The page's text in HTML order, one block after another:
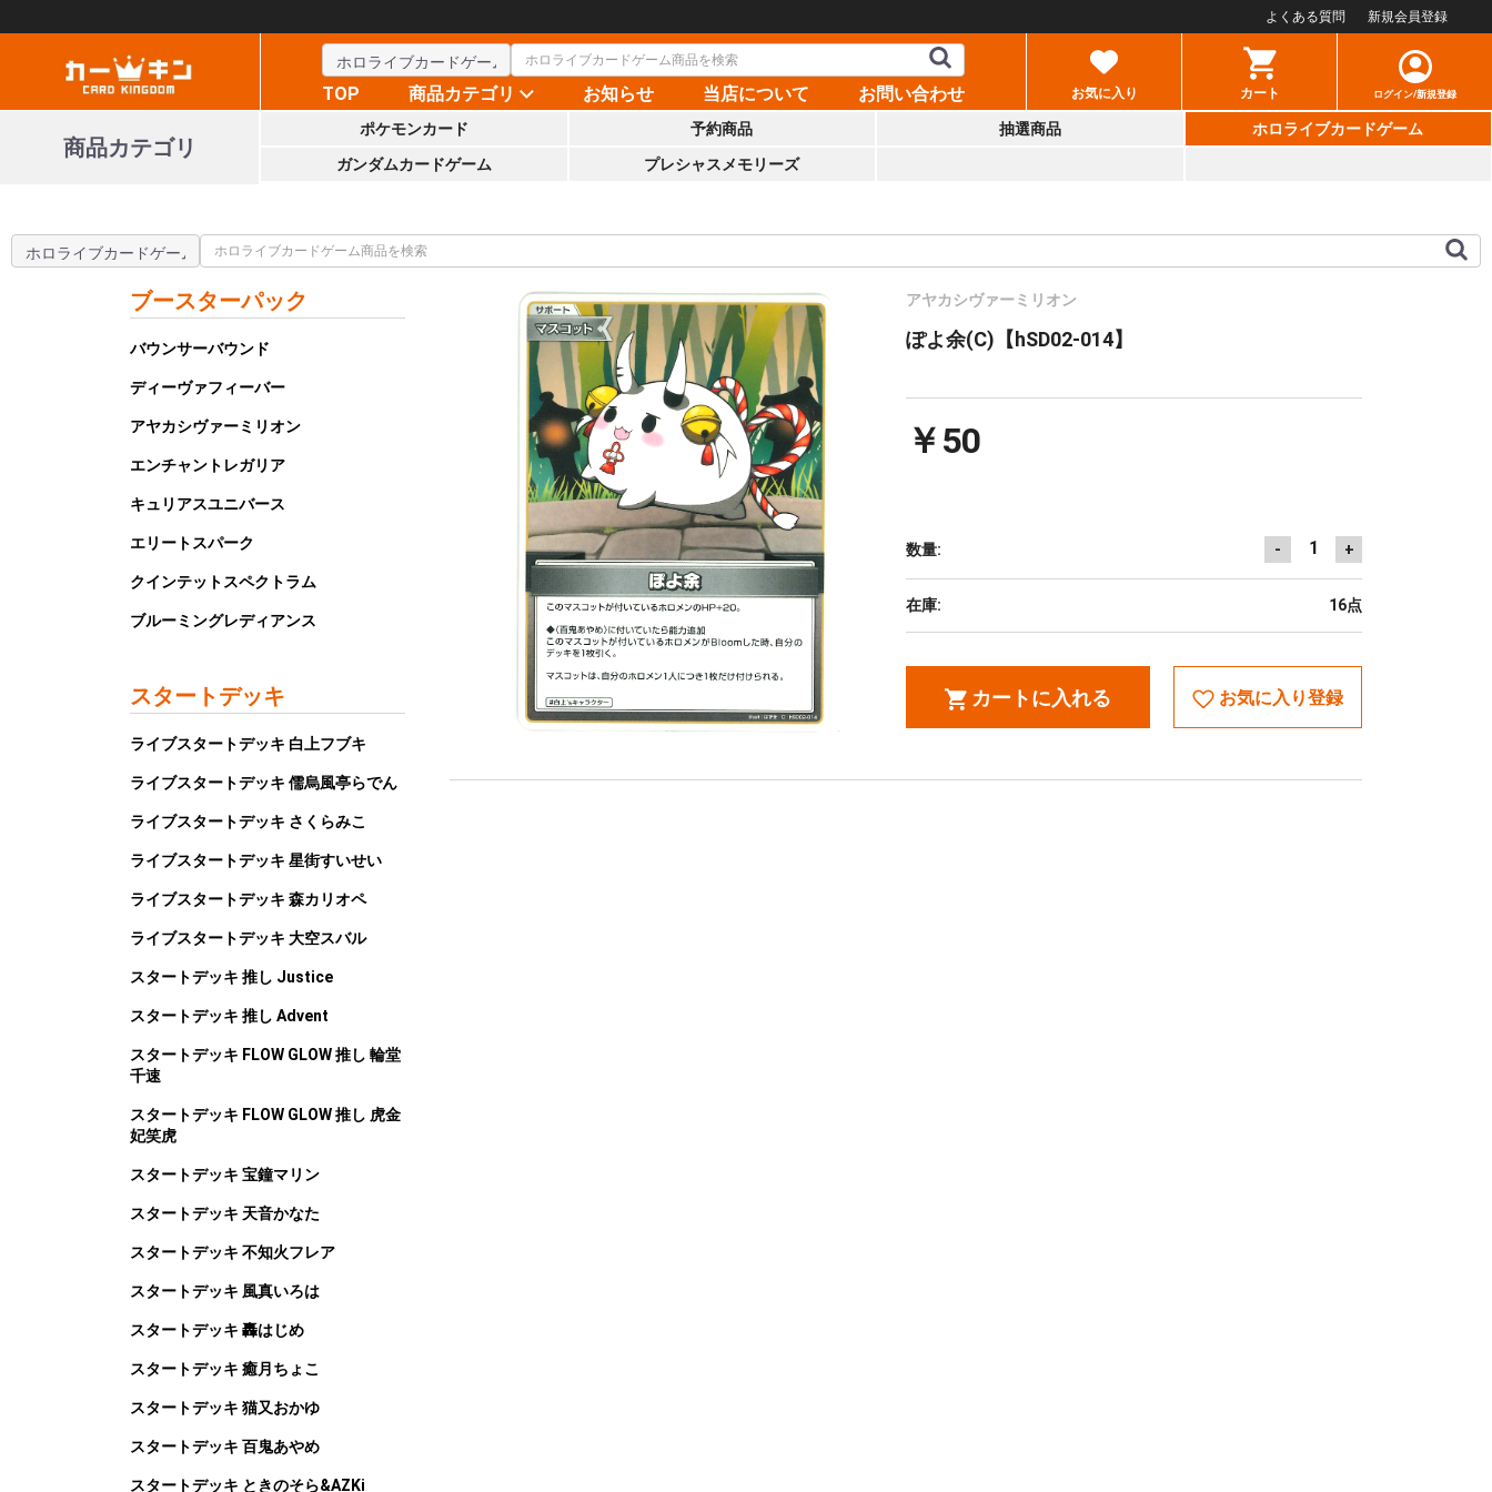
よくある質問 新規会員登録
TOP 商品カテゴリ お知らせ 当店について お問い合わせ お気に入り カート ログイン/新規登録
商品カテゴリ
ポケモンカード 予約商品 抽選商品
ホロライブカードゲーム
ガンダムカードゲーム
プレシャスメモリーズ
ブースターパック
バウンサーバウンド
ディーヴァフィーバー
アヤカシヴァーミリオン
エンチャントレガリア
キュリアスユニバース
エリートスパーク
クインテットスペクトラム
ブルーミングレディアンス
スタートデッキ
ライブスタートデッキ 白上フブキ
ライブスタートデッキ 儒烏風亭らでん
ライブスタートデッキ さくらみこ
ライブスタートデッキ 星街すいせい
ライブスタートデッキ 森カリオペ
ライブスタートデッキ 大空スバル
スタートデッキ 推し Justice
スタートデッキ 推し Advent
スタートデッキ FLOW GLOW 推し 輪堂
千速
スタートデッキ FLOW GLOW 推し 虎金
妃笑虎
スタートデッキ 宝鐘マリン
スタートデッキ 天音かなた
スタートデッキ 不知火フレア
スタートデッキ 風真いろは
スタートデッキ 轟はじめ
スタートデッキ 癒月ちょこ
スタートデッキ 猫又おかゆ
スタートデッキ 百鬼あやめ
スタートデッキ ときのそら&AZKi
アヤカシヴァーミリオン
ぽよ余(C)【hSD02-014】
￥50
数量: - 1 +
在庫: 16点
カートに入れる お気に入り登録